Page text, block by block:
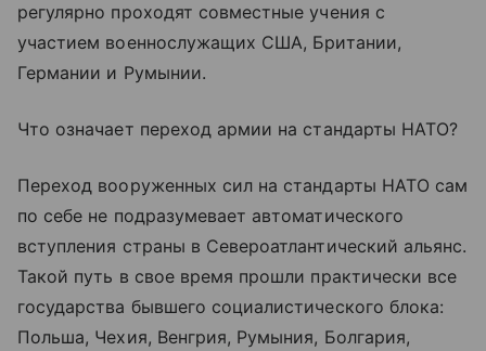
регулярно проходят совместные учения с
участием военнослужащих США, Британии,
Германии и Румынии.
Что означает переход армии на стандарты НАТО?
Переход вооруженных сил на стандарты НАТО сам
по себе не подразумевает автоматического
вступления страны в Североатлантический альянс.
Такой путь в свое время прошли практически все
государства бывшего социалистического блока:
Польша, Чехия, Венгрия, Румыния, Болгария,